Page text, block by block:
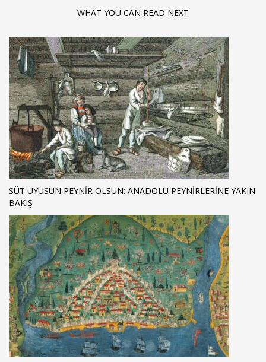
WHAT YOU CAN READ NEXT
SÜT UYUSUN PEYNIR OLSUN: ANADOLU PEYNIRLERINE YAKIN
BAKIŞ